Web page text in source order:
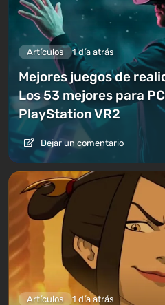
Artículos 1 día atrás
Mejores juegos de
Los 53 mejores para
PlayStation VR2
Dejar un comentario
Artículos 1 día atrás